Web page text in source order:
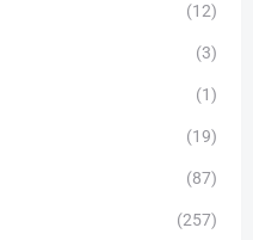
(12)
(3)
(1)
(19)
(87)
(257)